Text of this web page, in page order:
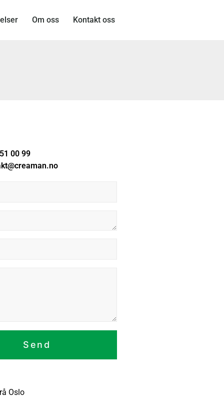
Om oss Kontakt oss
00 99
Send
Oslo